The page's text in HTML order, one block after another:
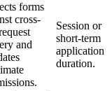
forms
cross-
and
Session or
short-term
application
duration.